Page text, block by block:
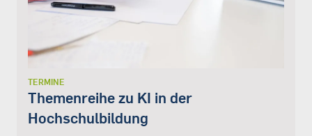
TERMINE
Themenreihe zu KI in der
Hochschulbildung